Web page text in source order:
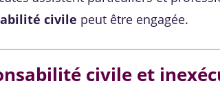
civile peut être engagée.
civile et